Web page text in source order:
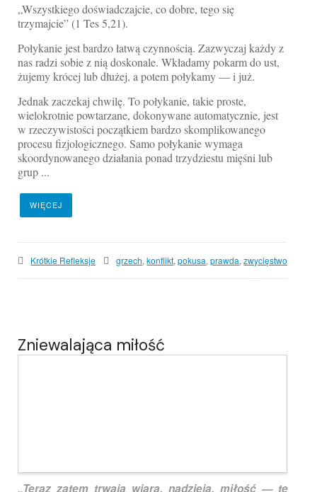
„Wszystkiego doświadczajcie, co dobre, tego się
trzymajcie” (1 Tes 5,21).
Połykanie jest bardzo łatwą czynnością. Zazwyczaj każdy z
nas radzi sobie z nią doskonale. Wkładamy pokarm do ust,
żujemy krócej lub dłużej, a potem połykamy — i już.
Jednak zaczekaj chwilę. To połykanie, takie proste,
wielokrotnie po­wtarzane, dokonywane automatycznie, jest
w rzeczywistości początkiem bardzo skomplikowanego
procesu fizjologicznego. Samo połykanie wymaga
skoordynowanego działania ponad trzydziestu mięśni lub
grup ...
WIĘCEJ
Krótkie Refleksje grzech,konflikt,pokusa,prawda,zwycięstwo
Zniewalająca miłość
„Teraz zatem trwają wiara, nadzieja, miłość — te